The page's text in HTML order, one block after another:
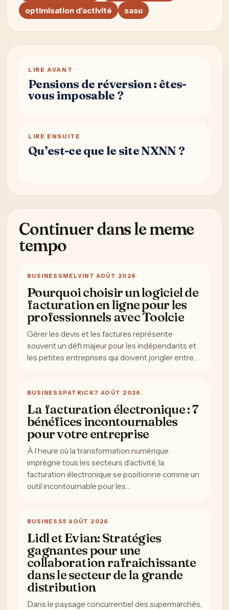
optimisation d'activité sasu
LIRE AVANT
Pensions de réversion : êtes-
vous imposable ?
LIRE ENSUITE
Qu’est-ce que le site NXNN ?
Continuer dans le meme
tempo
BUSINESS MELVIN 7 AOÛT 2026
Pourquoi choisir un logiciel de
facturation en ligne pour les
professionnels avec Toolcie
Gérer les devis et les factures représente
souvent un défi majeur pour les indépendants et
les petites entreprises qui doivent jongler entre…
BUSINESS PATRICK7 AOÛT 2026
La facturation électronique : 7
bénéfices incontournables
pour votre entreprise
À l’heure où la transformation numérique
imprègne tous les secteurs d’activité, la
facturation électronique se positionne comme un
outil incontournable pour les…
BUSINESS5 AOÛT 2026
Lidl et Evian: Stratégies
gagnantes pour une
collaboration rafraîchissante
dans le secteur de la grande
distribution
Dans le paysage concurrentiel des supermarchés,